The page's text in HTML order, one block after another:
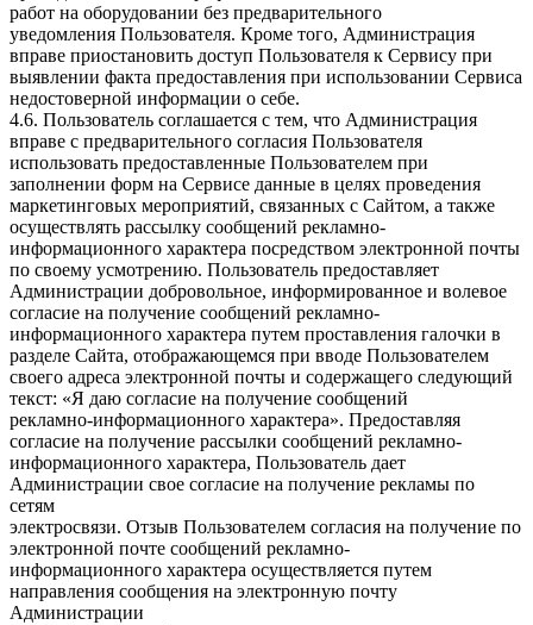
работ на оборудовании без предварительного
уведомления Пользователя. Кроме того, Администрация
вправе приостановить доступ Пользователя к Сервису при
выявлении факта предоставления при использовании Сервиса
недостоверной информации о себе.
4.6. Пользователь соглашается с тем, что Администрация
вправе с предварительного согласия Пользователя
использовать предоставленные Пользователем при
заполнении форм на Сервисе данные в целях проведения
маркетинговых мероприятий, связанных с Сайтом, а также
осуществлять рассылку сообщений рекламно-
информационного характера посредством электронной почты
по своему усмотрению. Пользователь предоставляет
Администрации добровольное, информированное и волевое
согласие на получение сообщений рекламно-
информационного характера путем проставления галочки в
разделе Сайта, отображающемся при вводе Пользователем
своего адреса электронной почты и содержащего следующий
текст: «Я даю согласие на получение сообщений
рекламно-информационного характера». Предоставляя
согласие на получение рассылки сообщений рекламно-
информационного характера, Пользователь дает
Администрации свое согласие на получение рекламы по
сетям
электросвязи. Отзыв Пользователем согласия на получение по
электронной почте сообщений рекламно-
информационного характера осуществляется путем
направления сообщения на электронную почту
Администрации